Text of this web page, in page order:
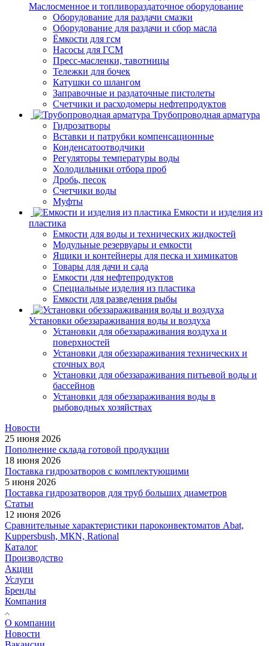
Маслосменное и топливораздаточное оборудование
Оборудование для раздачи смазки
Оборудование для раздачи и сбор масла
Ёмкости для гсм
Насосы для ГСМ
Пресс-масленки, тавотницы
Тележки для бочек
Катушки со шлангом
Заправочные и раздаточные пистолеты
Счетчики и расходомеры нефтепродуктов
Трубопроводная арматура
Гидрозатворы
Вставки и патрубки компенсационные
Конденсатоотводчики
Регуляторы температуры воды
Холодильники отбора проб
Дробь, песок
Счетчики воды
Муфты
Емкости и изделия из
пластика
Емкости для воды и технических жидкостей
Модульные резервуары и емкости
Ящики и контейнеры для песка и химикатов
Товары для дачи и сада
Емкости для нефтепродуктов
Специальные изделия из пластика
Емкости для разведения рыбы
Установки обеззараживания воды и воздуха
Установки для обеззараживания воздуха и
поверхностей
Установки для обеззараживания технических и
сточных вод
Установки для обеззараживания питьевой воды и
бассейнов
Установки для обеззараживания воды в
рыбоводных хозяйствах
Новости
25 июня 2026
Пополнение склада готовой продукции
18 июня 2026
Поставка гидрозатворов с комплектующими
5 июня 2026
Поставка гидрозатворов для труб больших диаметров
Статьи
12 июня 2026
Сравнительные характеристики пароконвектоматов Abat,
Kuppersbush, МКN, Rational
Каталог
Производство
Акции
Услуги
Бренды
Компания
О компании
Новости